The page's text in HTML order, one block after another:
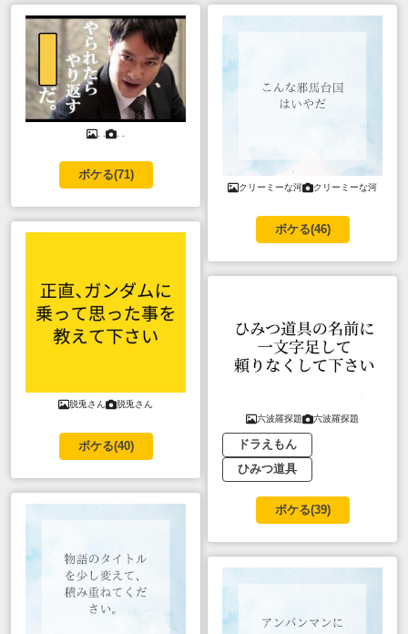
. . . .
ボケる(71)
脱兎さん 脱兎さん
ボケる(40)
クリーミーな河 クリーミーな河
ボケる(46)
六波羅探題 六波羅探題
ドラえもん
ひみつ道具
ボケる(39)